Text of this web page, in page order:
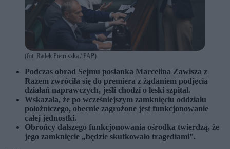
(fot. Radek Pietruszka / PAP)
Podczas obrad Sejmu posłanka Marcelina Zawisza z
Razem zwróciła się do premiera z żądaniem podjęcia
działań naprawczych, jeśli chodzi o leski szpital.
Wskazała, że po wcześniejszym zamknięciu oddziału
położniczego, obecnie zagrożone jest funkcjonowanie
całej jednostki.
Obrońcy dalszego funkcjonowania ośrodka twierdzą, że
jego zamknięcie „będzie skutkowało tragediami”.